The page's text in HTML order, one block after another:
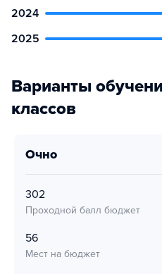
2024
2025
Варианты
классов
очно
302
Проходной балл бюджет
56
Мест на бюджет